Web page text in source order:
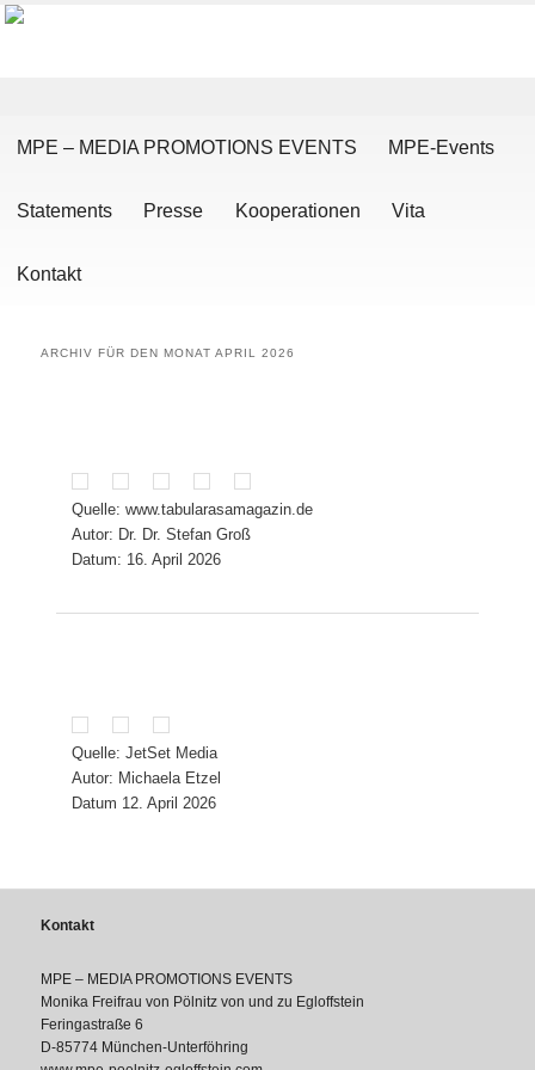
Zum Inhalt wechseln
Zum sekundären Inhalt wechseln
MPE – MEDIA PROMOTIONS EVENTS MPE-Events
Statements Presse Kooperationen Vita
Kontakt
ARCHIV FÜR DEN MONATAPRIL 2026
Quelle: www.tabularasamagazin.de
Autor: Dr. Dr. Stefan Groß
Datum: 16. April 2026
Quelle: JetSet Media
Autor: Michaela Etzel
Datum 12. April 2026
Kontakt
MPE – MEDIA PROMOTIONS EVENTS
Monika Freifrau von Pölnitz von und zu Egloffstein
Feringastraße 6
D-85774 München-Unterföhring